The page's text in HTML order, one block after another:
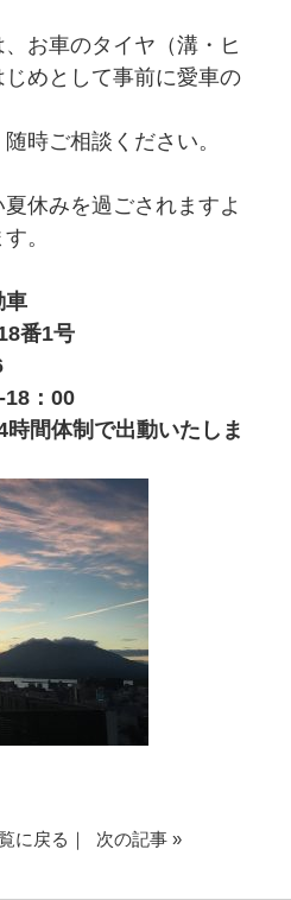
お車のタイヤ（溝・ヒ
めとして事前に愛車の
時ご相談ください。
休みを過ごされますよ
。
車
番1号
18：00
間体制で出動いたしま
に戻る ｜ 次の記事 »